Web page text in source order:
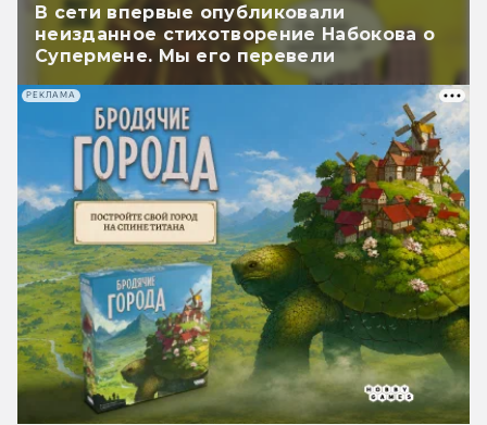
В сети впервые опубликовали
неизданное стихотворение Набокова о
Супермене. Мы его перевели
РЕКЛАМА